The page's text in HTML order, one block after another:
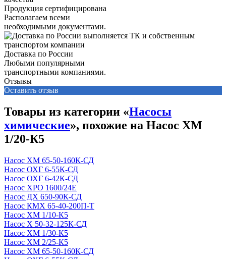
Продукция сертифицирована
Располагаем всеми
необходимыми документами.
Доставка по России
Любыми популярными
транспортными компаниями.
Отзывы
Оставить отзыв
Товары из категории «Насосы
химические», похожие на Насос ХМ
1/20-К5
Насос ХМ 65-50-160К-СД
Насос ОХГ 6-55К-СД
Насос ОХГ 6-42К-СД
Насос ХРО 1600/24Е
Насос ДХ 650-90К-СД
Насос КМХ 65-40-200П-Т
Насос ХМ 1/10-К5
Насос Х 50-32-125К-СД
Насос ХМ 1/30-К5
Насос ХМ 2/25-К5
Насос ХМ 65-50-160К-СД